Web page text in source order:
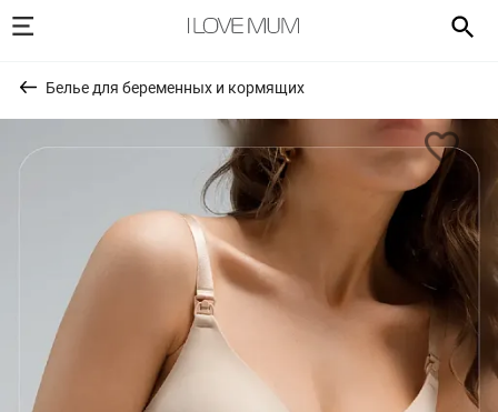
Белье для беременных и кормящих